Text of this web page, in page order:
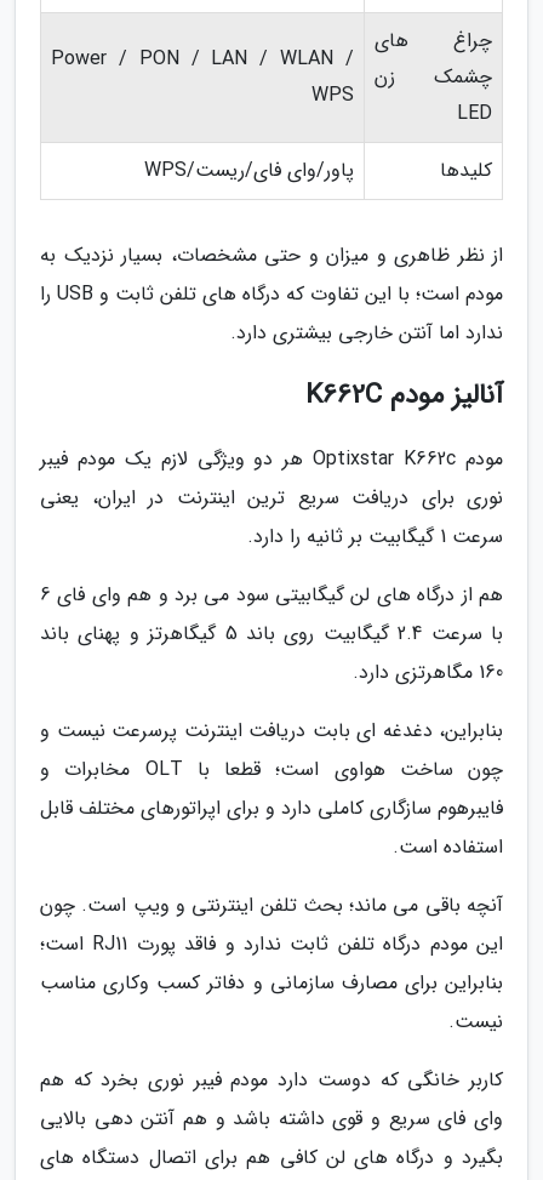
چراغ های
چشمک زن
LED
Power / PON / LAN / WLAN /
WPS
کلیدها پاور/وای فای/ریست/WPS
از نظر ظاهری و میزان و حتی مشخصات، بسیار نزدیک به
مودم است؛ با این تفاوت که درگاه های تلفن ثابت و USB را
ندارد اما آنتن خارجی بیشتری دارد.
آنالیز مودم K662C
مودم Optixstar K662c هر دو ویژگی لازم یک مودم فیبر
نوری برای دریافت سریع ترین اینترنت در ایران، یعنی
سرعت 1 گیگابیت بر ثانیه را دارد.
هم از درگاه های لن گیگابیتی سود می برد و هم وای فای 6
با سرعت 2.4 گیگابیت روی باند 5 گیگاهرتز و پهنای باند
160 مگاهرتزی دارد.
بنابراین، دغدغه ای بابت دریافت اینترنت پرسرعت نیست و
چون ساخت هواوی است؛ قطعا با OLT مخابرات و
فایبرهوم سازگاری کاملی دارد و برای اپراتورهای مختلف قابل
استفاده است.
آنچه باقی می ماند؛ بحث تلفن اینترنتی و ویپ است. چون
این مودم درگاه تلفن ثابت ندارد و فاقد پورت RJ11 است؛
بنابراین برای مصارف سازمانی و دفاتر کسب وکاری مناسب
نیست.
کاربر خانگی که دوست دارد مودم فیبر نوری بخرد که هم
وای فای سریع و قوی داشته باشد و هم آنتن دهی بالایی
بگیرد و درگاه های لن کافی هم برای اتصال دستگاه های